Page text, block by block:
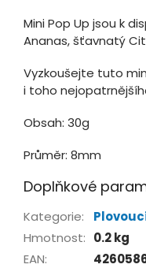
Mini Pop Up jsou k
Ananas, šťavnatý
Vyzkoušejte tuto
i toho
Obsah: 30g
Průměr: 8mm
Doplňkové
Kategorie:
Hmotnost: 0.2 kg
EAN: